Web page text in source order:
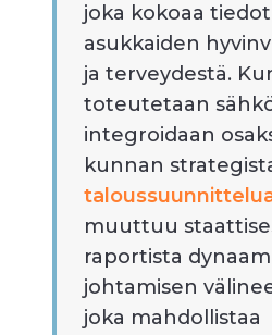
joka kokoaa tiedot
asukkaiden
ja terveydestä.
toteutetaan
integroidaan
kunnan
muuttuu
raportista
johtamisen
joka mahdollistaa